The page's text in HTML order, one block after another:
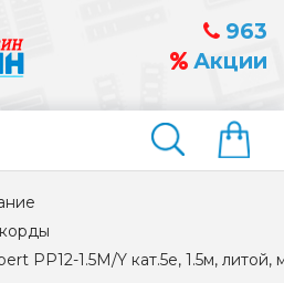
963
Акции
Найти
PP12-1.5M/Y кат.5e, 1.5м,